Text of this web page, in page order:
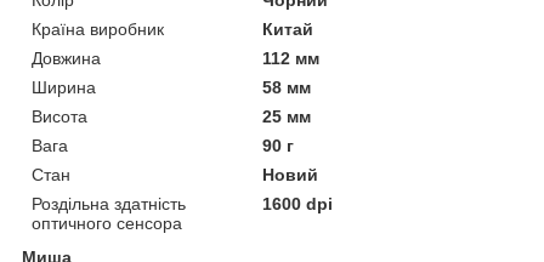
Країна виробник
Китай
Довжина
112 мм
Ширина
58 мм
Висота
25 мм
Вага
90 г
Стан
Новий
Роздільна здатність
оптичного сенсора
1600 dpi
Миша